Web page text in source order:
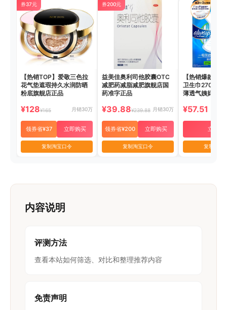
券37元
【热销TOP】爱敬三色拉
花气垫遮瑕持久水润防晒
粉底旗舰店正品
¥128¥165 月销30万
领券省¥37 立即购买
复制淘宝口令
券200元
益美佳奥利司他胶囊OTC
减肥药减脂减肥旗舰店国
药准字正品
¥39.88¥239.88 月销30万
领券省¥200 立即购买
复制淘宝口令
【热销爆款】
卫生巾270mm
薄透气姨妈巾
¥57.51
立即购
复制淘宝
内容说明
评测方法
查看本站如何筛选、对比和整理推荐内容
免责声明